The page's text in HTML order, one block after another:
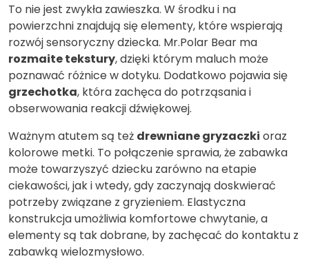
To nie jest zwykła zawieszka. W środku i na
powierzchni znajdują się elementy, które wspierają
rozwój sensoryczny dziecka. Mr.Polar Bear ma
rozmaite tekstury, dzięki którym maluch może
poznawać różnice w dotyku. Dodatkowo pojawia się
grzechotka, która zachęca do potrząsania i
obserwowania reakcji dźwiękowej.
Ważnym atutem są też drewniane gryzaczki oraz
kolorowe metki. To połączenie sprawia, że zabawka
może towarzyszyć dziecku zarówno na etapie
ciekawości, jak i wtedy, gdy zaczynają doskwierać
potrzeby związane z gryzieniem. Elastyczna
konstrukcja umożliwia komfortowe chwytanie, a
elementy są tak dobrane, by zachęcać do kontaktu z
zabawką wielozmysłowo.